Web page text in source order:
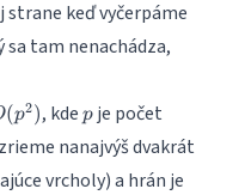
strane keď vyčerpáme
sa tam nenachádza,
(p2), kdep
p je počet
nanajvýš dvakrát
vrcholy) a hrán je